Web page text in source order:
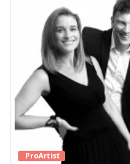
ProArtist